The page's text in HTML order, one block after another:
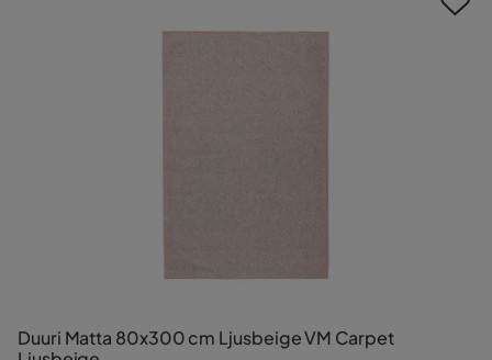
Duuri Matta 80x300 cm Ljusbeige VM Carpet